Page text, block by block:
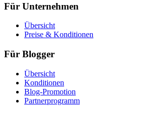
Für Unternehmen
Übersicht
Preise & Konditionen
Für Blogger
Übersicht
Konditionen
Blog-Promotion
Partnerprogramm